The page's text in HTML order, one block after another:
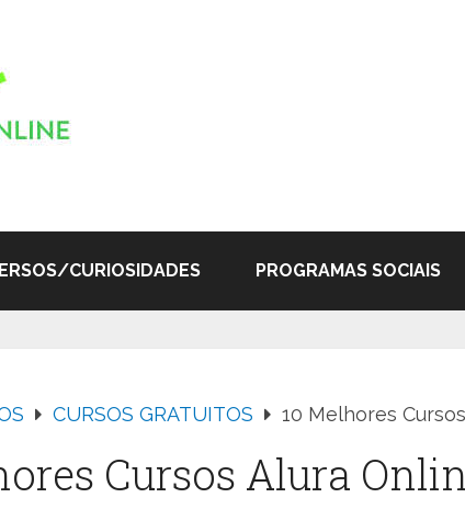
CURIOSIDADES PROGRAMAS SOCIAIS
CURSOS GRATUITOS 10 Melhores
Cursos Alura